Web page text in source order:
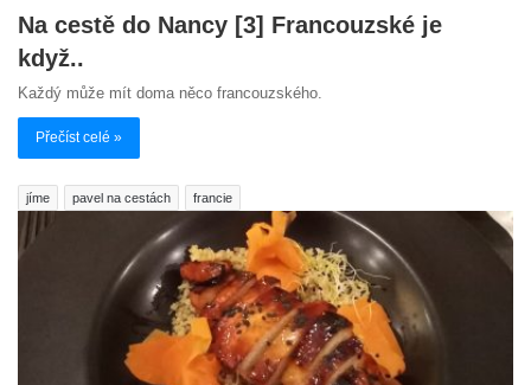
Na cestě do Nancy [3] Francouzské je
když..
Každý může mít doma něco francouzského.
Přečíst celé »
jíme pavel na cestách francie